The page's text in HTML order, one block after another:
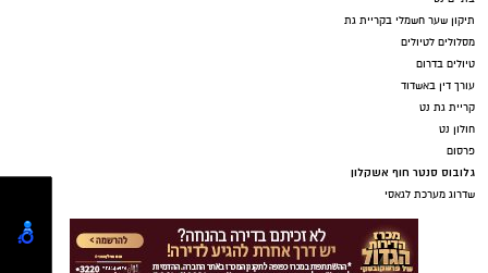
תיקון שער חשמלי בקריית גת
מסלולים לטיולים
טיולים בדרום
עורך דין באשדוד
קריית גת נט
חולון נט
פרסום
גלובוס סנטר חוף אשקלון
שדרוג מערכת לגאסי